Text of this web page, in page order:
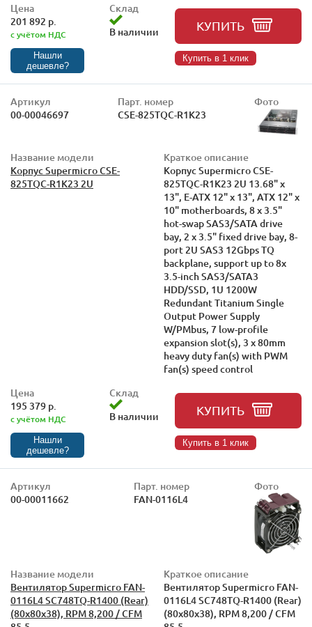
Цена
201 892 р.
с учётом НДС
Нашли
дешевле?
Склад
В наличии
КУПИТЬ
Купить в 1 клик
Артикул
00-00046697
Парт. номер
CSE-825TQC-R1K23
Фото
Название модели
Корпус Supermicro CSE-
825TQC-R1K23 2U
Краткое описание
Корпус Supermicro CSE-
825TQC-R1K23 2U 13.68" x
13", E-ATX 12" x 13", ATX 12" x
10" motherboards, 8 x 3.5"
hot-swap SAS3/SATA drive
bay, 2 x 3.5" fixed drive bay, 8-
port 2U SAS3 12Gbps TQ
backplane, support up to 8x
3.5-inch SAS3/SATA3
HDD/SSD, 1U 1200W
Redundant Titanium Single
Output Power Supply
W/PMbus, 7 low-profile
expansion slot(s), 3 x 80mm
heavy duty fan(s) with PWM
fan(s) speed control
Цена
195 379 р.
с учётом НДС
Нашли
дешевле?
Склад
В наличии
КУПИТЬ
Купить в 1 клик
Артикул
00-00011662
Парт. номер
FAN-0116L4
Фото
Название модели
Вентилятор Supermicro FAN-
0116L4 SC748TQ-R1400 (Rear)
(80x80x38), RPM 8,200 / CFM
Краткое описание
Вентилятор Supermicro FAN-
0116L4 SC748TQ-R1400 (Rear)
(80x80x38), RPM 8,200 / CFM